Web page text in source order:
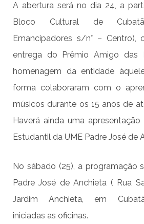
A abertura será no dia 24, a
Bloco Cultural de
Emancipadores s/n° – Centro),
entrega do Prêmio Amigo das
homenagem da entidade
forma colaboraram com o
músicos durante os 15 anos de
Haverá ainda uma
Estudantil da UME Padre José de
No sábado (25), a programação
Padre José de Anchieta ( Rua
Jardim Anchieta, em
iniciadas as oficinas.